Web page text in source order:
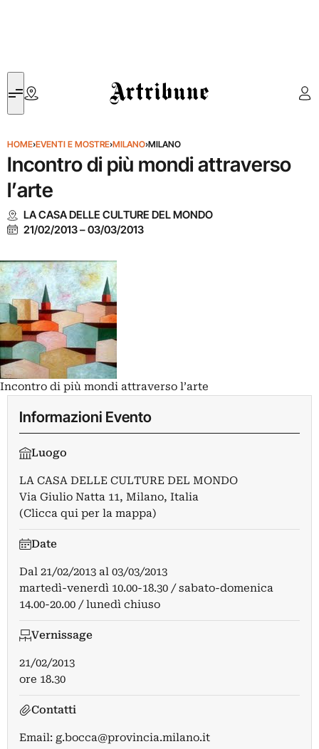
Artribune
HOME›EVENTI E MOSTRE›MILANO›MILANO
Incontro di più mondi attraverso
l’arte
LA CASA DELLE CULTURE DEL MONDO
21/02/2013–03/03/2013
Incontro di più mondi attraverso l’arte
Informazioni Evento
Luogo
LA CASA DELLE CULTURE DEL MONDO
Via Giulio Natta 11, Milano, Italia
(Clicca qui per la mappa)
Date
Dal 21/02/2013 al 03/03/2013
martedì-venerdì 10.00-18.30 / sabato-domenica
14.00-20.00 / lunedì chiuso
Vernissage
21/02/2013
ore 18.30
Contatti
Email: g.bocca@provincia.milano.it